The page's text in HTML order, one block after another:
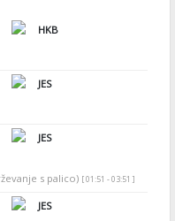
HKB
JES
JES
s palico) [ 01:51 - 03:51 ]
JES